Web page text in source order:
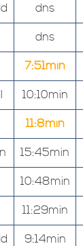
dns
dns
7:51min
10:10min
11:8min
15:45min
10:48min
11:29min
9:14min